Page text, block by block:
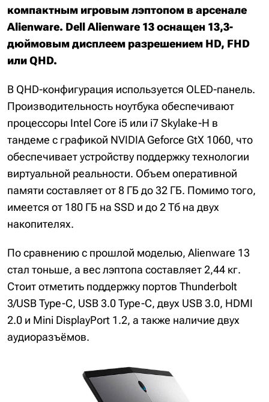
компактным игровым лэптопом в арсенале
Alienware. Dell Alienware 13 оснащен 13,3-
дюймовым дисплеем разрешением HD, FHD
или QHD.
В QHD-конфигурация используется OLED-панель.
Производительность ноутбука обеспечивают
процессоры Intel Core i5 или i7 Skylake-H в
тандеме с графикой NVIDIA Geforce GtX 1060, что
обеспечивает устройству поддержку технологии
виртуальной реальности. Объем оперативной
памяти составляет от 8 ГБ до 32 ГБ. Помимо того,
имеется от 180 ГБ на SSD и до 2 Тб на двух
накопителях.
По сравнению с прошлой моделью, Alienware 13
стал тоньше, а вес лэптопа составляет 2,44 кг.
Стоит отметить поддержку портов Thunderbolt
3/USB Type-C, USB 3.0 Type-C, двух USB 3.0, HDMI
2.0 и Mini DisplayPort 1.2, а также наличие двух
аудиоразъёмов.